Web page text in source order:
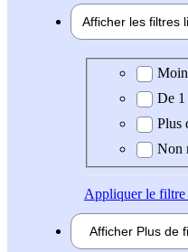
Afficher les filtres
Expérience
De 1
Plus
Non
Appliquerle filtre
Afficher Plus de